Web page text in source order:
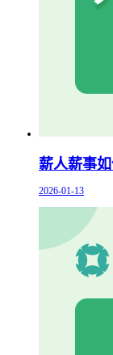
薪人薪事
2026-01-13